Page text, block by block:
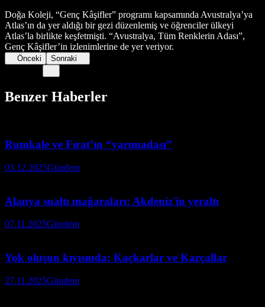
Doğa Koleji, “Genç Kâşifler” programı kapsamında Avustralya’ya
Atlas’ın da yer aldığı bir gezi düzenlemiş ve öğrenciler ülkeyi
Atlas’la birlikte keşfetmişti. “Avustralya, Tüm Renklerin Adası”,
Genç Kâşifler’in izlenimlerine de yer veriyor.
Önceki Sonraki
Benzer Haberler
Rumkale ve Fırat’ın “yarımadası”
03.12.2025Gündem
Alanya sualtı mağaraları: Akdeniz'in yeraltı
07.11.2025Gündem
Yok oluşun kıyısında: Kaçkarlar ve Karçallar
27.11.2025Gündem